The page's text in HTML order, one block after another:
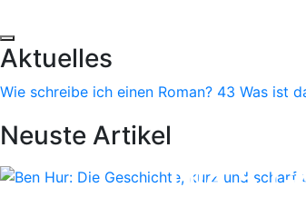
Aktuelles
Wie schreibe ich einen Roman? 43 Was ist
Neuste Artikel
Die 5